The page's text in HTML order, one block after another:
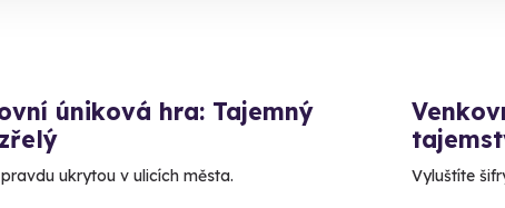
úniková hra: Tajemný
ukrytou v ulicích města. Vyluštíte